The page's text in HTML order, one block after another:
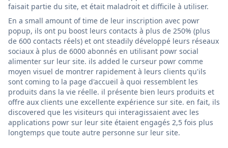
faisait partie du site, et était maladroit et difficile à utiliser.
En a small amount of time de leur inscription avec powr
popup, ils ont pu boost leurs contacts à plus de 250% (plus
de 600 contacts réels) et ont steadily développé leurs réseaux
sociaux à plus de 6000 abonnés en utilisant powr social
alimenter sur leur site. ils added le curseur powr comme
moyen visuel de montrer rapidement à leurs clients qu'ils
sont coming to la page d'accueil à quoi ressemblent les
produits dans la vie réelle. il présente bien leurs produits et
offre aux clients une excellente expérience sur site. en fait, ils
discovered que les visiteurs qui interagissaient avec les
applications powr sur leur site étaient engagés 2,5 fois plus
longtemps que toute autre personne sur leur site.